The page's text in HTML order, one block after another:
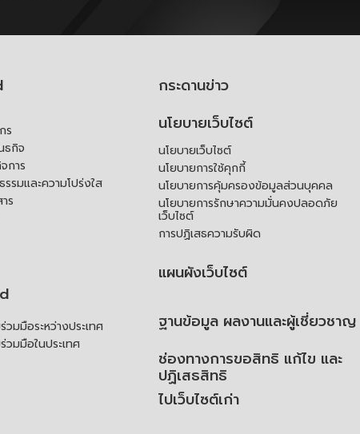
ร
ธกิจ
การ
รมและความโปร่งใส
ร
มมือระหว่างประเทศ
มมือในประเทศ
กระดานข่าว
นโยบายเว็บไซต์
นโยบายเว็บไซต์
นโยบายการใช้คุกกี้
นโยบายการคุ้มครองข้อมูลส่วนบุคคล
นโยบายการรักษาความมั่นคงปลอดภัย
เว็บไซต์
การปฏิเสธความรับผิด
แผนผังเว็บไซต์
ฐานข้อมูล ผลงานและผู้เชี่ยวชาญ
ช่องทางการขอสิทธิ แก้ไข และ
ปฏิเสธสิทธิ
ไปเว็บไซต์เก่า